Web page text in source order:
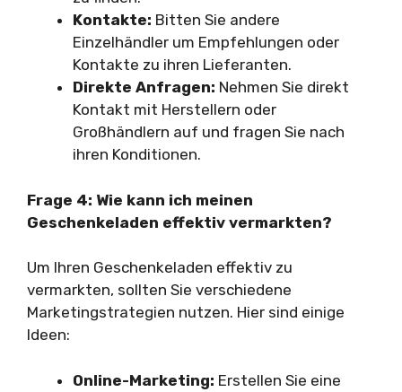
Kontakte: Bitten Sie andere
Einzelhändler um Empfehlungen oder
Kontakte zu ihren Lieferanten.
Direkte Anfragen: Nehmen Sie direkt
Kontakt mit Herstellern oder
Großhändlern auf und fragen Sie nach
ihren Konditionen.
Frage 4: Wie kann ich meinen
Geschenkeladen effektiv vermarkten?
Um Ihren Geschenkeladen effektiv zu
vermarkten, sollten Sie verschiedene
Marketingstrategien nutzen. Hier sind einige
Ideen:
Online-Marketing: Erstellen Sie eine